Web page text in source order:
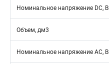
Номинальное напряжение DC, В
Объем, дм3
Номинальное напряжение АС, В